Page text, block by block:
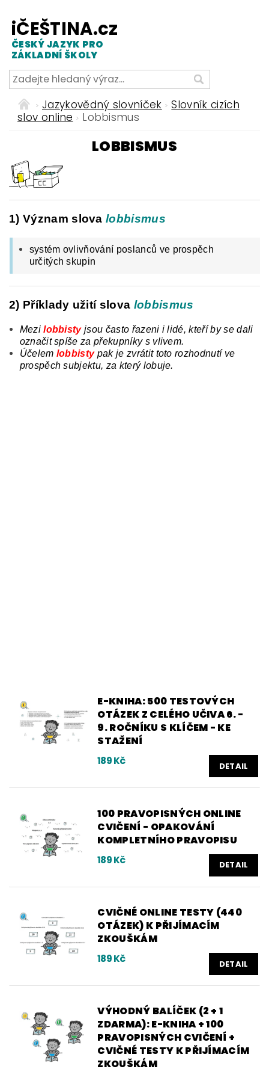
iČEŠTINA.cz
ČESKÝ JAZYK PRO
ZÁKLADNÍ ŠKOLY
Jazykovědný slovníček
Slovník cizích
slov online
Lobbismus
LOBBISMUS
1) Význam slovalobbismus
systém ovlivňování poslanců ve prospěch
určitých skupin
2) Příklady užití slova lobbismus
Mezilobbistyjsou často řazeni i lidé, kteří by se dali
označit spíše za překupníky s vlivem.
Účelem lobbistypak je zvrátit toto rozhodnutí ve
prospěch subjektu, za který lobuje.
E-KNIHA: 500 TESTOVÝCH
OTÁZEK Z CELÉHO UČIVA 6. -
9. ROČNÍKU S KLÍČEM - KE
STAŽENÍ
189 Kč DETAIL
100 PRAVOPISNÝCH ONLINE
CVIČENÍ - OPAKOVÁNÍ
KOMPLETNÍHO PRAVOPISU
189 Kč DETAIL
CVIČNÉ ONLINE TESTY (440
OTÁZEK) K PŘIJÍMACÍM
ZKOUŠKÁM
189 Kč DETAIL
VÝHODNÝ BALÍČEK (2 + 1
ZDARMA): E-KNIHA + 100
PRAVOPISNÝCH CVIČENÍ +
CVIČNÉ TESTY K PŘIJÍMACÍM
ZKOUŠKÁM